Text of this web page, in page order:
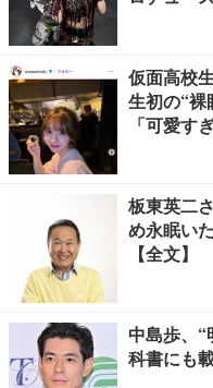
仮面高校
生初の“裸
「可愛す
板東英二
め永眠い
【全文】
中島歩、
科書にも